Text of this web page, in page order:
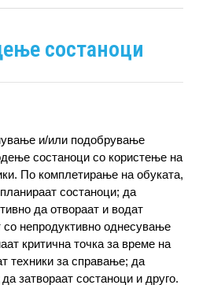
состаноци
и/или подобрување
состаноци со користење на
По комплетирање на обуката,
состаноци; да
да отвораат и водат
непродуктивно однесување
критична точка за време на
техники за справање; да
затвораат состаноци и друго.